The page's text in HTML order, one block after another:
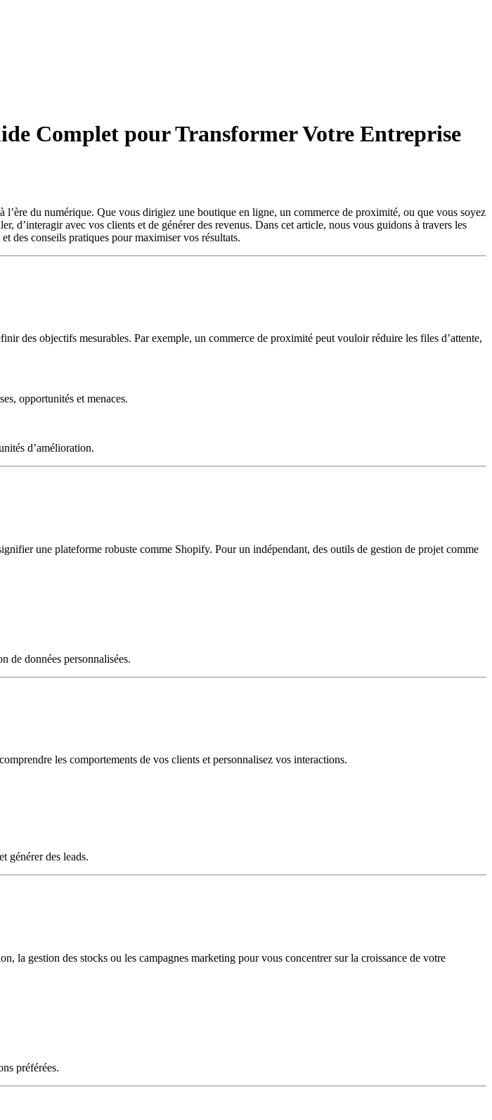
Complet pour Transformer Votre Entreprise
du numérique. Que vous dirigiez une boutique en ligne, un commerce de proximité, ou que vous soyez
avec vos clients et de générer des revenus. Dans cet article, nous vous guidons à travers les
des conseils pratiques pour maximiser vos résultats.
des objectifs mesurables. Par exemple, un commerce de proximité peut vouloir réduire les files d’attente,
opportunités et menaces.
d’amélioration.
une plateforme robuste comme Shopify. Pour un indépendant, des outils de gestion de projet comme
de données personnalisées.
les comportements de vos clients et personnalisez vos interactions.
générer des leads.
la gestion des stocks ou les campagnes marketing pour vous concentrer sur la croissance de votre
préférées.